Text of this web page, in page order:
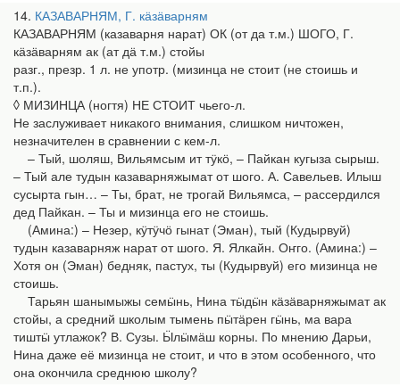
14 КАЗАВАРНЯМ, Г. кӓзӓварням
КАЗАВАРНЯМ (казаварня нарат) ОК (от да т.м.) ШОГО, Г.
кӓзӓварням ак (ат дӓ т.м.) стойы
разг., презр. 1 л. не употр. (мизинца не стоит (не стоишь и
т.п.).
◊ МИЗИНЦА (ногтя) НЕ СТОИТ чьего-л.
Не заслуживает никакого внимания, слишком ничтожен,
незначителен в сравнении с кем-л.
– Тый, шоляш, Вильямсым ит тӱкӧ, – Пайкан кугыза сырыш.
– Тый але тудын казаварняжымат от шого. А. Савельев. Илыш
сусырта гын… – Ты, брат, не трогай Вильямса, – рассердился
дед Пайкан. – Ты и мизинца его не стоишь.
(Амина:) – Незер, кӱтӱчӧ гынат (Эман), тый (Кудырвуй)
тудын казаварняж нарат от шого. Я. Ялкайн. Оҥго. (Амина:) –
Хотя он (Эман) бедняк, пастух, ты (Кудырвуй) его мизинца не
стоишь.
Тарьян шанымыжы семӹнь, Нина тӹдӹн кӓзӓварняжымат ак
стойы, а средний школым тымень пӹтӓрен гӹнь, ма вара
тиштӹ утлажок? В. Сузы. Ӹлӹмӓш корны. По мнению Дарьи,
Нина даже её мизинца не стоит, и что в этом особенного, что
она окончила среднюю школу?